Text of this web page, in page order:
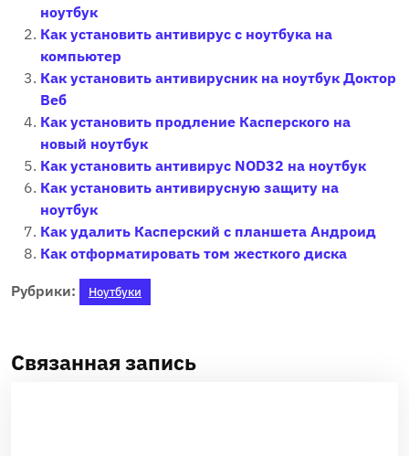
ноутбук
Как установить антивирус с ноутбука на
компьютер
Как установить антивирусник на ноутбук Доктор
Веб
Как установить продление Касперского на
новый ноутбук
Как установить антивирус NOD32 на ноутбук
Как установить антивирусную защиту на
ноутбук
Как удалить Касперский с планшета Андроид
Как отформатировать том жесткого диска
Рубрики: Ноутбуки
Связанная запись